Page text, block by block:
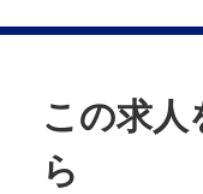
「収⼊を確
「⻑く続け
という⽅に
この求人
ら